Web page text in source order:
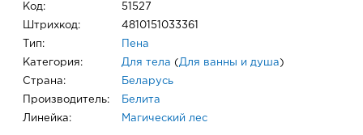
Код: 51527
Штрихкод: 4810151033361
Тип: Пена
Категория: Для тела ( Для ванны и душа )
Страна: Беларусь
Производитель: Белита
Линейка: Магический лес